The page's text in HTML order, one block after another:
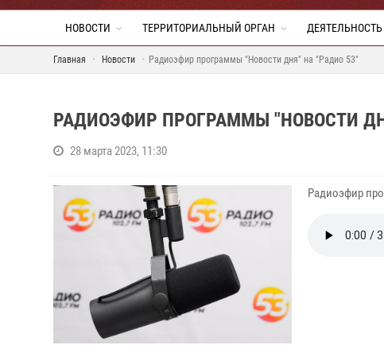
НОВОСТИ ТЕРРИТОРИАЛЬНЫЙ ОРГАН ДЕЯТЕЛЬНОСТЬ
Главная Новости Радиоэфир программы "Новости дня" на "Радио 53"
РАДИОЭФИР ПРОГРАММЫ "НОВОСТИ
28 марта 2023, 11:30
Радиоэфир